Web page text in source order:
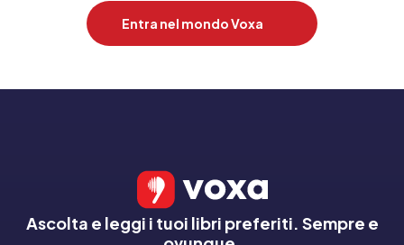
Entra nel mondo Voxa
Ascolta e leggi i tuoi libri preferiti. Sempre e